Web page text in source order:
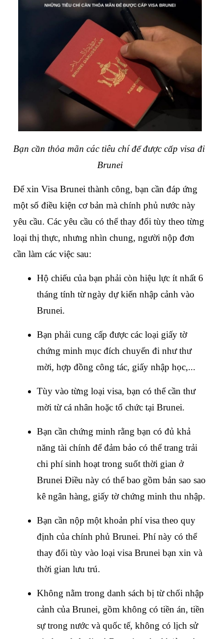
Bạn cần thỏa mãn các tiêu chí để được cấp visa đi
Brunei
Để xin Visa Brunei thành công, bạn cần đáp ứng
một số điều kiện cơ bản mà chính phủ nước này
yêu cầu. Các yêu cầu có thể thay đổi tùy theo từng
loại thị thực, nhưng nhìn chung, người nộp đơn
cần làm các việc sau:
Hộ chiếu của bạn phải còn hiệu lực ít nhất 6
tháng tính từ ngày dự kiến nhập cảnh vào
Brunei.
Bạn phải cung cấp được các loại giấy tờ
chứng minh mục đích chuyến đi như thư
mời, hợp đồng công tác, giấy nhập học,...
Tùy vào từng loại visa, bạn có thể cần thư
mời từ cá nhân hoặc tổ chức tại Brunei.
Bạn cần chứng minh rằng bạn có đủ khả
năng tài chính để đảm bảo có thể trang trải
chi phí sinh hoạt trong suốt thời gian ở
Brunei Điều này có thể bao gồm bản sao sao
kê ngân hàng, giấy tờ chứng minh thu nhập.
Bạn cần nộp một khoản phí visa theo quy
định của chính phủ Brunei. Phí này có thể
thay đổi tùy vào loại visa Brunei bạn xin và
thời gian lưu trú.
Không nằm trong danh sách bị từ chối nhập
cảnh của Brunei, gồm không có tiền án, tiền
sự trong nước và quốc tế, không có lịch sử